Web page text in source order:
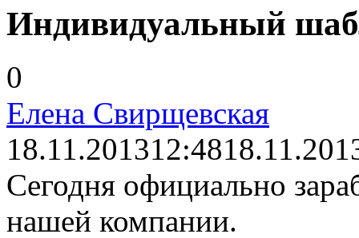
Индивидуальный
0
Елена Свирщевская
18.11.201312:48
Сегодня официально
нашей компании.